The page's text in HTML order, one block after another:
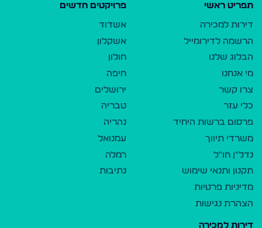
תפריט ראשי
דירות למכירה
הרשמה לדירומייל
הבלוג שלנו
מי אנחנו
צרו קשר
כלי עזר
פרסום ברשות היחיד
משרדי תיווך
נדל"ן חו"ל
תקנון ותנאי שימוש
מדיניות פרטיות
הצהרת נגישות
פרויקטים חדשים
אשדוד
אשקלון
חולון
חיפה
ירושלים
טבריה
נהריה
עמנואל
רמלה
נתיבות
דירות למכירה